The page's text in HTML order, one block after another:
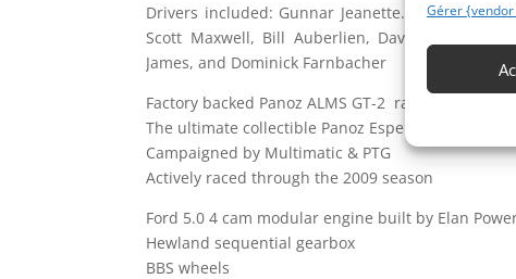
Gérer
Drivers included: Gunnar Jeanette. Patrick
Scott Maxwell, Bill Auberlien, David Brabham,
James, and Dominick Farnbacher
Factory backed Panoz ALMS GT-2 race car, Very
The ultimate collectible Panoz Esperante race car
Campaigned by Multimatic & PTG
Actively raced through the 2009 season
Ford 5.0 4 cam modular engine built by Elan
Hewland sequential gearbox
BBS wheels